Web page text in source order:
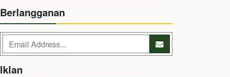
Berlangganan
Iklan